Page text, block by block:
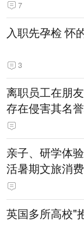
7
入职先孕检 怀
3
离职员工在朋
存在侵害其名
亲子、研学体
活暑期文旅消费
英国多所高校"